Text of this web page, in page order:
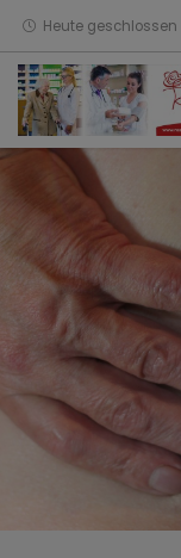
Heute geschlossen